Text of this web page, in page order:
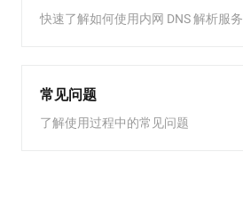
快速了解如何使用内网 DNS 解析服务
常见问题
了解使用过程中的常见问题